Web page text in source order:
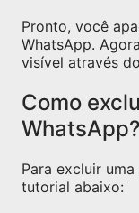
Pronto, você
WhatsApp.
visível através
Como
Para excluir
tutorial abaixo: